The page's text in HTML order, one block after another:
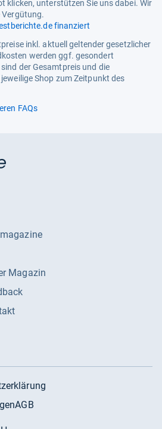
klicken, unterstützen Sie uns dabei. Wir
Vergütung.
finanziert
inkl. aktuell geltender gesetzlicher
werden ggf. gesondert
der Gesamtpreis und die
Shop zum Zeitpunkt des
FAQs
Magazin
AGB